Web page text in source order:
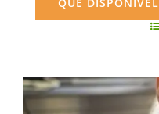
QUE DISPONÍVEL